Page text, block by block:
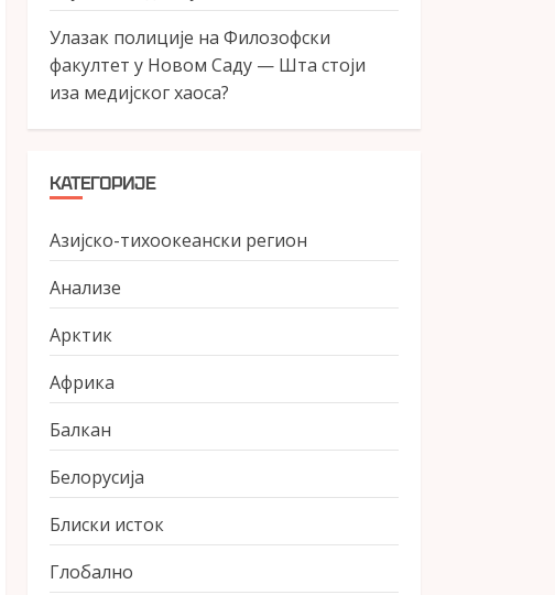
Улазак полиције на Филозофски
факултет у Новом Саду — Шта стоји
иза медијског хаоса?
КАТЕГОРИЈЕ
Азијско-тихоокеански регион
Анализе
Арктик
Африка
Балкан
Белорусија
Блиски исток
Глобално